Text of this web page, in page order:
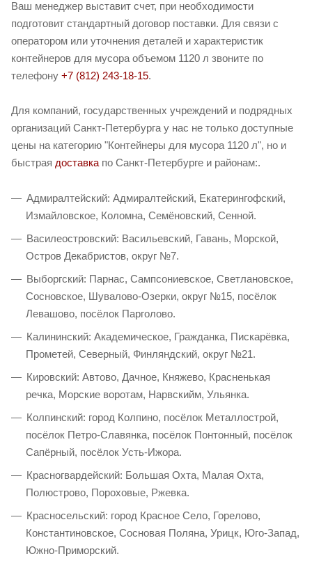
Ваш менеджер выставит счет, при необходимости
подготовит стандартный договор поставки. Для связи с
оператором или уточнения деталей и характеристик
контейнеров для мусора объемом 1120 л звоните по
телефону +7 (812) 243-18-15.
Для компаний, государственных учреждений и подрядных
организаций Санкт-Петербурга у нас не только доступные
цены на категорию "Контейнеры для мусора 1120 л", но и
быстрая доставка по Санкт-Петербурге и районам:.
Адмиралтейский: Адмиралтейский, Екатерингофский,
Измайловское, Коломна, Семёновский, Сенной.
Василеостровский: Васильевский, Гавань, Морской,
Остров Декабристов, округ №7.
Выборгский: Парнас, Сампсониевское, Светлановское,
Сосновское, Шувалово-Озерки, округ №15, посёлок
Левашово, посёлок Парголово.
Калининский: Академическое, Гражданка, Пискарёвка,
Прометей, Северный, Финляндский, округ №21.
Кировский: Автово, Дачное, Княжево, Красненькая
речка, Морские воротам, Нарвскийм, Ульянка.
Колпинский: город Колпино, посёлок Металлострой,
посёлок Петро-Славянка, посёлок Понтонный, посёлок
Сапёрный, посёлок Усть-Ижора.
Красногвардейский: Большая Охта, Малая Охта,
Полюстрово, Пороховые, Ржевка.
Красносельский: город Красное Село, Горелово,
Константиновское, Сосновая Поляна, Урицк, Юго-Запад,
Южно-Приморский.